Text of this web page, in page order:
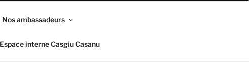
Nos ambassadeurs
Espace interne Casgiu Casanu